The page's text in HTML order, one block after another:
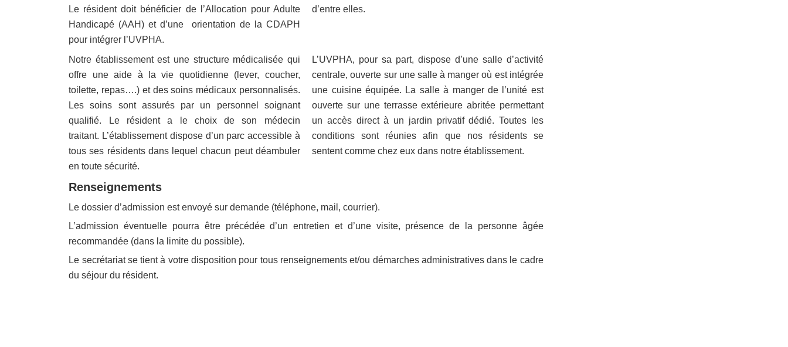
Le résident doit bénéficier de l’Allocation pour Adulte
Handicapé (AAH) et d’une orientation de la CDAPH
pour intégrer l’UVPHA.
d’entre elles.
Notre établissement est une structure médicalisée qui
offre une aide à la vie quotidienne (lever, coucher,
toilette, repas….) et des soins médicaux personnalisés.
Les soins sont assurés par un personnel soignant
qualifié. Le résident a le choix de son médecin
traitant. L’établissement dispose d’un parc accessible à
tous ses résidents dans lequel chacun peut déambuler
en toute sécurité.
L’UVPHA, pour sa part, dispose d’une salle d’activité
centrale, ouverte sur une salle à manger où est intégrée
une cuisine équipée. La salle à manger de l’unité est
ouverte sur une terrasse extérieure abritée permettant
un accès direct à un jardin privatif dédié. Toutes les
conditions sont réunies afin que nos résidents se
sentent comme chez eux dans notre établissement.
Renseignements
Le dossier d’admission est envoyé sur demande (téléphone, mail, courrier).
L’admission éventuelle pourra être précédée d’un entretien et d’une visite, présence de la personne âgée
recommandée (dans la limite du possible).
Le secrétariat se tient à votre disposition pour tous renseignements et/ou démarches administratives dans le cadre
du séjour du résident.